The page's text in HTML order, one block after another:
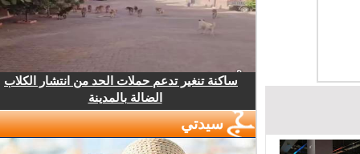
ساكنة تنغير تدعم حملات الحد من انتشار الكلاب
الضالة بالمدينة
سيدتي